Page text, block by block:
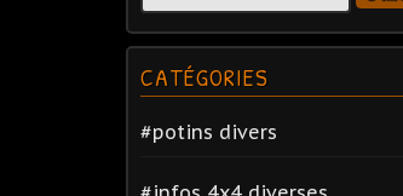
CATÉGORIES
#potins divers